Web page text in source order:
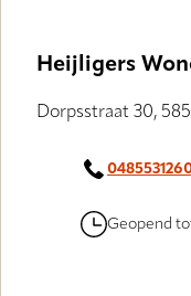
Heijligers
Dorpsstraat 30,
Geopend